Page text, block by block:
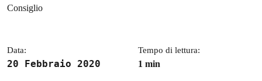
Consiglio
Data:
20 Febbraio 2020
Tempo di lettura:
1 min